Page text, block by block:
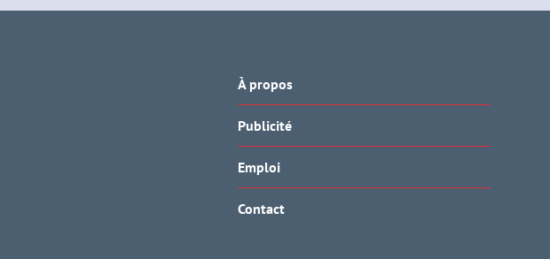
À propos
Publicité
Emploi
Contact